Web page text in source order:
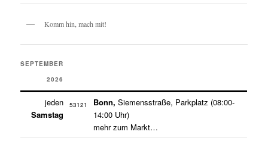
Komm hin, mach mit!
SEPTEMBER
2026
jeden
Samstag
53121 Bonn, Siemensstraße, Parkplatz (08:00-
14:00 Uhr)
mehr zum Markt…